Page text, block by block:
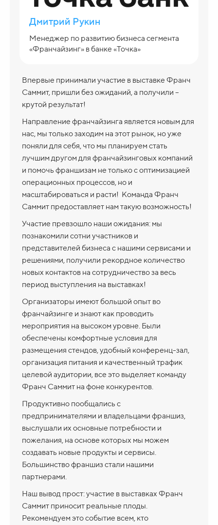
Дмитрий Рукин
Менеджер по развитию бизнеса сегмента
«Франчайзинг» в банке «Точка»
Впервые принимали участие в выставке Франч
Саммит, пришли без ожиданий, а получили –
крутой результат!
Направление франчайзинга является новым для
нас, мы только заходим на этот рынок, но уже
поняли для себя, что мы планируем стать
лучшим другом для франчайзинговых компаний
и помочь франшизам не только с оптимизацией
операционных процессов, но и
масштабироваться и расти! Команда Франч
Саммит предоставляет нам такую возможность!
Участие превзошло наши ожидания: мы
познакомили сотни участников и
представителей бизнеса с нашими сервисами и
решениями, получили рекордное количество
новых контактов на сотрудничество за весь
период выступления на выставках!
Организаторы имеют большой опыт во
франчайзинге и знают как проводить
мероприятия на высоком уровне. Были
обеспечены комфортные условия для
размещения стендов, удобный конференц-зал,
организация питания и качественный трафик
целевой аудитории, все это выделяет команду
Франч Саммит на фоне конкурентов.
Продуктивно пообщались с
предпринимателями и владельцами франшиз,
выслушали их основные потребности и
пожелания, на основе которых мы можем
создавать новые продукты и сервисы.
Большинство франшиз стали нашими
партнерами.
Наш вывод прост: участие в выставках Франч
Саммит приносит реальные плоды.
Рекомендуем это событие всем, кто